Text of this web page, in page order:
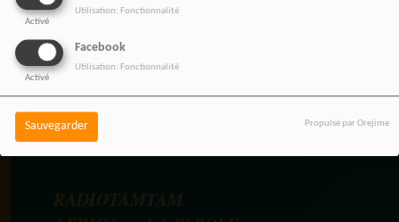
Activé
Utilisation: Fonctionnalité
Facebook
Activé
Utilisation: Fonctionnalité
Sauvegarder Propulsé par Orejime
Rejoignez une équipe engagée